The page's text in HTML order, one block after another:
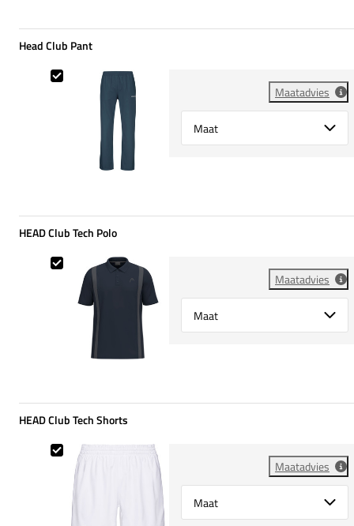
Head Club Pant
Maatadvies
Select {option} for {name}
Head Club Pant
HEAD Club Tech Polo
Maatadvies
Select {option} for {name}
HEAD Club Tech Polo
HEAD Club Tech Shorts
Maatadvies
Select {option} for {name}
HEAD Club Tech Shorts